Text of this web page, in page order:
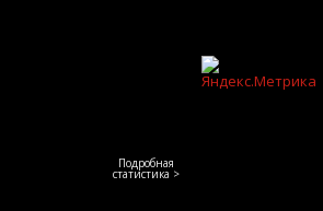
Подробная
статистика >